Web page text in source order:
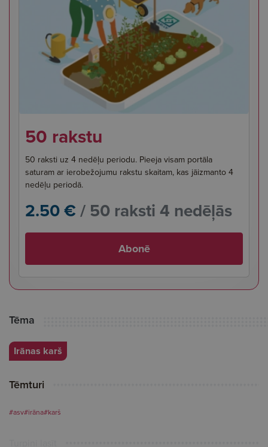
50 rakstu
50 raksti uz 4 nedēļu periodu. Pieeja visam portāla
saturam ar ierobežojumu rakstu skaitam, kas jāizmanto 4
nedēļu periodā.
2.50 €/ 50 raksti 4 nedēļās
Abonē
Tēma
Irānas karš
Tēmturi
#asv#irāna#karš